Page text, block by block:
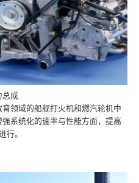
总成
领域的船舰打火机和燃汽轮机中
系统化的速率与性能方面，提高
行。